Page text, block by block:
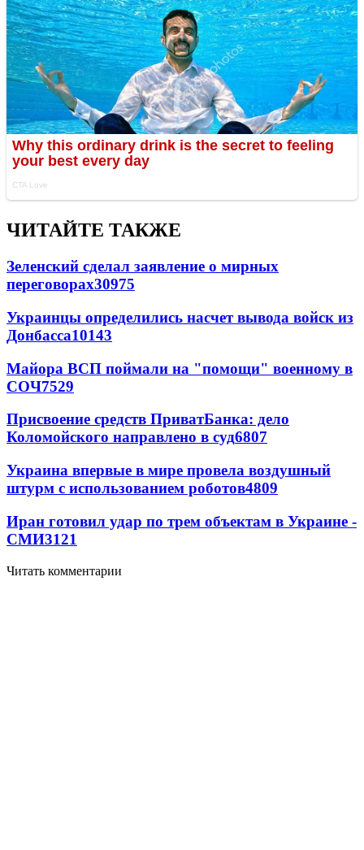
ЧИТАЙТЕ ТАКЖЕ
Зеленский сделал заявление о мирных
переговорах30975
Украинцы определились насчет вывода войск из
Донбасса10143
Майора ВСП поймали на "помощи" военному в
СОЧ7529
Присвоение средств ПриватБанка: дело
Коломойского направлено в суд6807
Украина впервые в мире провела воздушный
штурм с использованием роботов4809
Иран готовил удар по трем объектам в Украине -
СМИ3121
Читать комментарии